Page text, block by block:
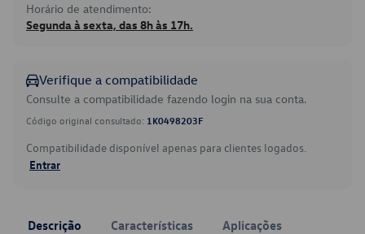
Horário de atendimento:
Segunda à sexta, das 8h às 17h.
Verifique a compatibilidade
Consulte a compatibilidade fazendo login na sua conta.
Código original consultado: 1K0498203F
Compatibilidade disponível apenas para clientes logados.
Entrar
Descrição Características Aplicações